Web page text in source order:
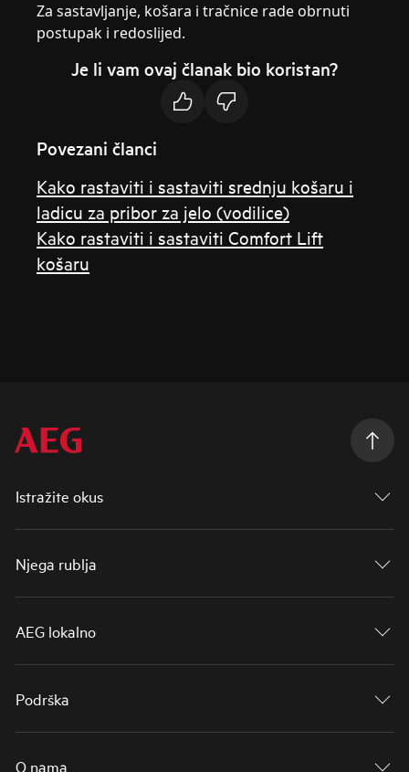
Za sastavljanje, košara i tračnice rade obrnuti
postupak i redoslijed.
Je li vam ovaj članak bio koristan?
Povezani članci
Kako rastaviti i sastaviti srednju košaru i
ladicu za pribor za jelo (vodilice)
Kako rastaviti i sastaviti Comfort Lift
košaru
Istražite okus
Njega rublja
AEG lokalno
Podrška
O nama